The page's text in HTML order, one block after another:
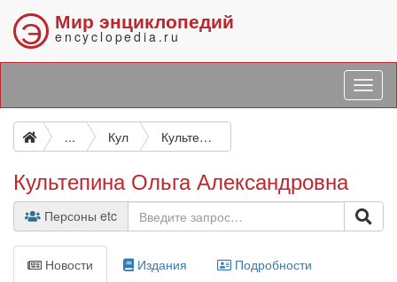
Э Мир энциклопедий
encyclopedia.ru
... Кул Культепина Ольга Александровна
Культепина Ольга Александровна
Персоны etc
Новости Издания Подробности